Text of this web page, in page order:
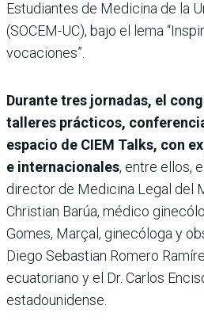
Estudiantes de Medicina de la
(SOCEM-UC), bajo el lema
vocaciones”.
Durante tres jornadas, el
talleres prácticos,
espacio de CIEM Talks, con
e internacionales, entre ellos,
director de Medicina Legal del
Christian Barúa, médico
Gomes, Marçal, ginecóloga y
Diego Sebastian Romero
ecuatoriano y el Dr. Carlos
estadounidense.